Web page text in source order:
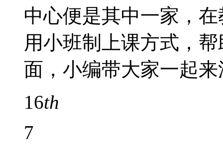
中心便是其中一家，
用小班制上课方式，
面，小编带大家一起
16th
7